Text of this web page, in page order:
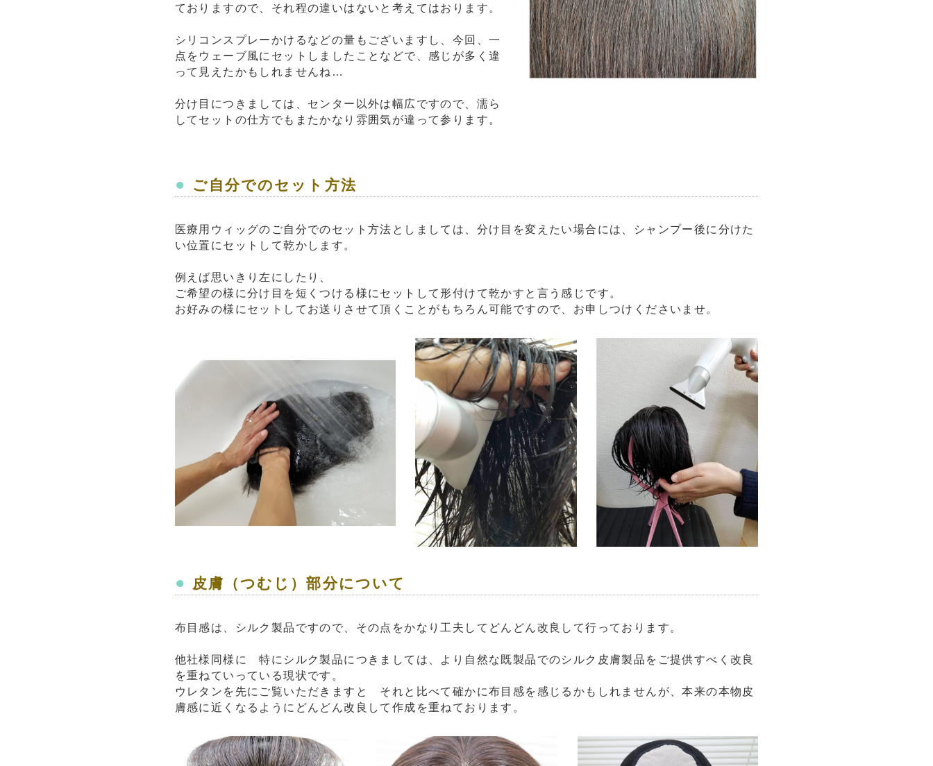
ておりますので、それ程の違いはないと考えてはおります。
シリコンスプレーかけるなどの量もございますし、今回、一
点をウェーブ風にセットしましたことなどで、感じが多く違
って見えたかもしれませんね…
分け目につきましては、センター以外は幅広ですので、濡ら
してセットの仕方でもまたかなり雰囲気が違って参ります。
● ご自分でのセット方法
医療用ウィッグのご自分でのセット方法としましては、分け目を変えたい場合には、シャンプー後に分けた
い位置にセットして乾かします。
例えば思いきり左にしたり、
ご希望の様に分け目を短くつける様にセットして形付けて乾かすと言う感じです。
お好みの様にセットしてお送りさせて頂くことがもちろん可能ですので、お申しつけくださいませ。
● 皮膚（つむじ）部分について
布目感は、シルク製品ですので、その点をかなり工夫してどんどん改良して行っております。
他社様同様に 特にシルク製品につきましては、より自然な既製品でのシルク皮膚製品をご提供すべく改良
を重ねていっている現状です。
ウレタンを先にご覧いただきますと それと比べて確かに布目感を感じるかもしれませんが、本来の本物皮
膚感に近くなるようにどんどん改良して作成を重ねております。